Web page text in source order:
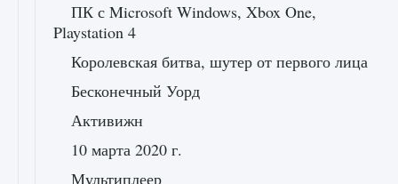
ПК с Microsoft Windows, Xbox One,
Playstation 4
Королевская битва, шутер от первого лица
Бесконечный Уорд
Активижн
10 марта 2020 г.
Мультиплеер